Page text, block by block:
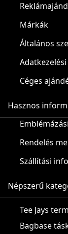
Márkák
Általános
Céges
Hasznos
Rendelés
Szállítási
Népszerű
Tee Jays
Bagbase